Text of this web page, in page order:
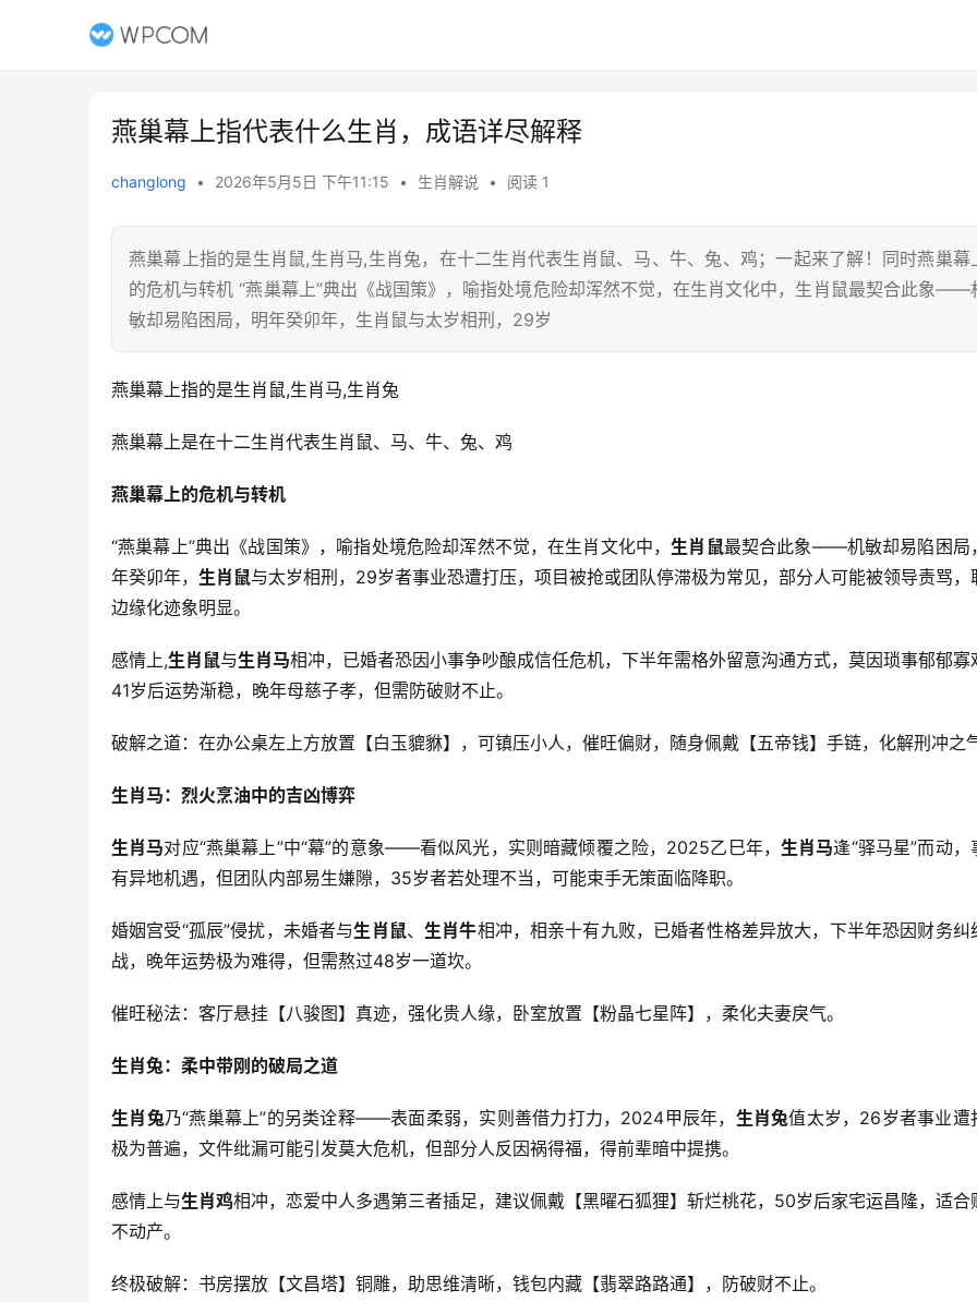
燕巢幕上指代表什么生肖，成语详尽解释
changlong • 2026年5月5日 下午11:15 • 生肖解说 • 阅读 1
燕巢幕上指的是生肖鼠,生肖马,生肖兔，在十二生肖代表生肖鼠、马、牛、兔、鸡；一起来了解！同时燕巢幕
的危机与转机 “燕巢幕上”典出《战国策》，喻指处境危险却浑然不觉，在生肖文化中，生肖鼠最契合此象——
敏却易陷困局，明年癸卯年，生肖鼠与太岁相刑，29岁
燕巢幕上指的是生肖鼠,生肖马,生肖兔
燕巢幕上是在十二生肖代表生肖鼠、马、牛、兔、鸡
燕巢幕上的危机与转机
“燕巢幕上”典出《战国策》，喻指处境危险却浑然不觉，在生肖文化中，生肖鼠最契合此象——机敏却易陷困局
年癸卯年， 生肖鼠与太岁相刑，29岁者事业恐遭打压，项目被抢或团队停滞极为常见，部分人可能被领导责骂，
边缘化迹象明显。
感情上,生肖鼠与生肖马相冲，已婚者恐因小事争吵酿成信任危机，下半年需格外留意沟通方式，莫因琐事郁郁寡
41岁后运势渐稳，晚年母慈子孝，但需防破财不止。
破解之道：在办公桌左上方放置【白玉貔貅】，可镇压小人，催旺偏财，随身佩戴【五帝钱】手链，化解刑冲之
生肖马：烈火烹油中的吉凶博弈
生肖马对应“燕巢幕上”中“幕”的意象——看似风光，实则暗藏倾覆之险，2025乙巳年， 生肖马逢“驿马星”而动，
有异地机遇，但团队内部易生嫌隙，35岁者若处理不当，可能束手无策面临降职。
婚姻宫受“孤辰”侵扰，未婚者与生肖鼠、生肖牛相冲，相亲十有九败，已婚者性格差异放大，下半年恐因财务纠
战，晚年运势极为难得，但需熬过48岁一道坎。
催旺秘法：客厅悬挂【八骏图】真迹，强化贵人缘，卧室放置【粉晶七星阵】，柔化夫妻戾气。
生肖兔：柔中带刚的破局之道
生肖兔乃“燕巢幕上”的另类诠释——表面柔弱，实则善借力打力，2024甲辰年， 生肖兔值太岁，26岁者事业遭
极为普遍，文件纰漏可能引发莫大危机，但部分人反因祸得福，得前辈暗中提携。
感情上与生肖鸡相冲，恋爱中人多遇第三者插足，建议佩戴【黑曜石狐狸】斩烂桃花，50岁后家宅运昌隆，适合
不动产。
终极破解：书房摆放【文昌塔】铜雕，助思维清晰，钱包内藏【翡翠路路通】，防破财不止。